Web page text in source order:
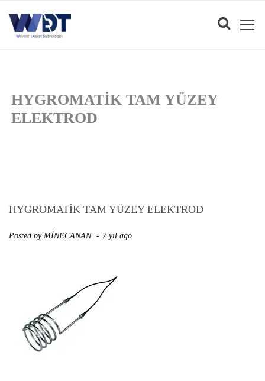
HYGROMATIK TAM YÜZEY
ELEKTROD
HYGROMATIK TAM YÜZEY ELEKTROD
Posted by MİNECANAN 7 yıl ago